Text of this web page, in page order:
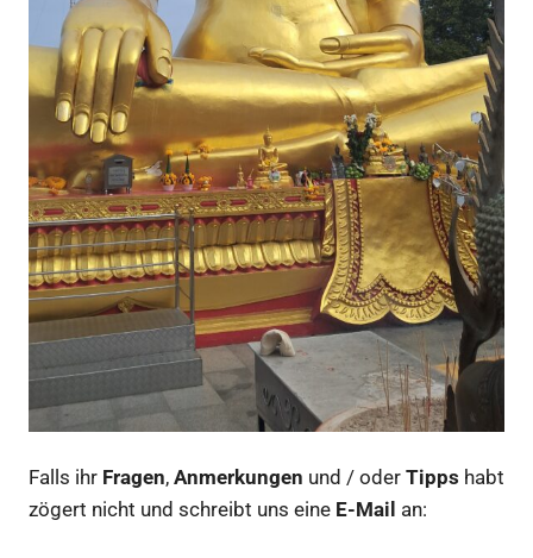
Falls ihr Fragen, Anmerkungen und / oder Tipps habt
zögert nicht und schreibt uns eine E-Mail an: